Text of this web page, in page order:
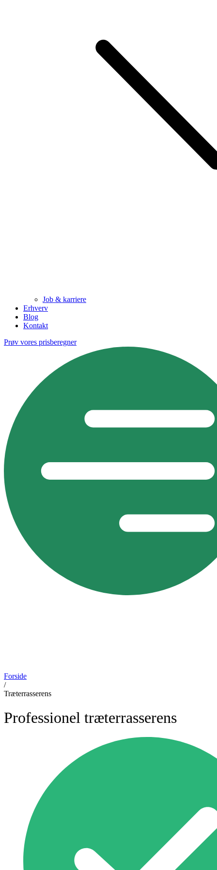
Job & karriere
Erhverv
Blog
Kontakt
Prøv vores prisberegner
Forside
/
Træterrasserens
Professionel træterrasserens